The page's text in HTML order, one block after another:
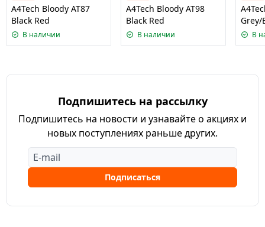
A4Tech Bloody AT87
Black Red
В наличии
A4Tech Bloody AT98
Black Red
В наличии
Grey/
В
Подпишитесь на рассылку
Подпишитесь на новости и узнавайте о акциях и
новых поступлениях раньше других.
Подписаться